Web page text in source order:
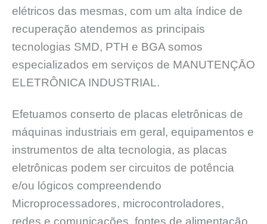
elétricos das mesmas, com um alta índice de
recuperação atendemos as principais
tecnologias SMD, PTH e BGA somos
especializados em serviços de MANUTENÇĀO
ELETRÔNICA INDUSTRIAL.
Efetuamos conserto de placas eletrônicas de
máquinas industriais em geral, equipamentos e
instrumentos de alta tecnologia, as placas
eletrônicas podem ser circuitos de potência
e/ou lógicos compreendendo
Microprocessadores, microcontroladores,